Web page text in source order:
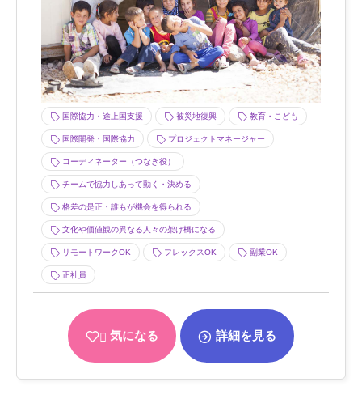
国際協力・途上国支援 被災地復興 教育・こども
国際開発・国際協力 プロジェクトマネージャー
コーディネーター（つなぎ役）
チームで協力しあって動く・決める
格差の是正・誰もが機会を得られる
文化や価値観の異なる人々の架け橋になる
リモートワークOK フレックスOK 副業OK
正社員
気になる 詳細を見る